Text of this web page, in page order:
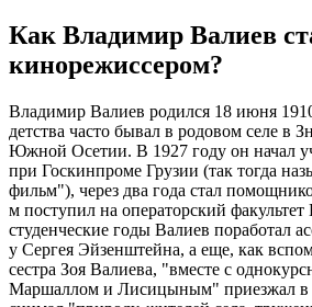
Как Владимир Валиев
кинорежиссером?
Владимир Валиев родился 18 июня
детства часто бывал в родовом селе в
Южной Осетии. В 1927 году он начал
при Госкинпроме Грузии (так тогда
фильм"), через два года стал
м поступил на операторский
студенческие годы Валиев поработал
у Сергея Эйзенштейна, а еще, как
сестра Зоя Валиева, "вместе с
Маршаллом и Лисицыным" приезжал